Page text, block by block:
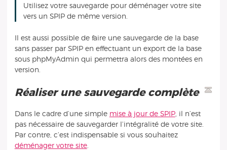
Utilisez votre sauvegarde pour déménager votre site
vers un SPIP de même version.
Il est aussi possible de faire une sauvegarde de la base
sans passer par SPIP en effectuant un export de la base
sous phpMyAdmin qui permettra alors des montées en
version.
Réaliser une sauvegarde complète
Dans le cadre d’une simple mise à jour de SPIP, il n’est
pas nécessaire de sauvegarder l’intégralité de votre site.
Par contre, c’est indispensable si vous souhaitez
déménager votre site.